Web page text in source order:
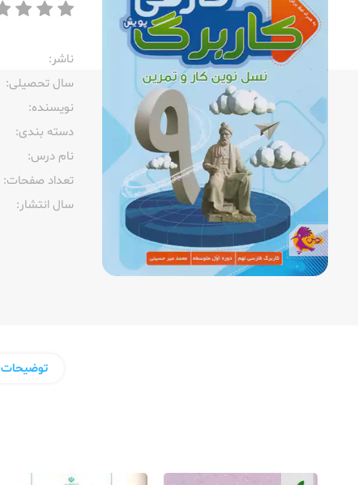
ناشر:‌
سال تحصیلی:‌
نویسنده:‌
دسته بندی:
نام درس:
تعداد صفحات:‌
سال انتشار:‌
توضیحات